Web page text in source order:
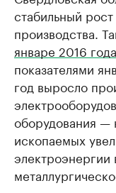
стабильный
производства.
январе 2016
показателями
год выросло
оборудования —
ископаемых
электроэнергии